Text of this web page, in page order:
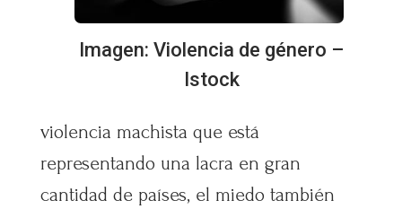
Imagen: Violencia de género –
Istock
violencia machista que está
representando una lacra en gran
cantidad de países, el miedo también